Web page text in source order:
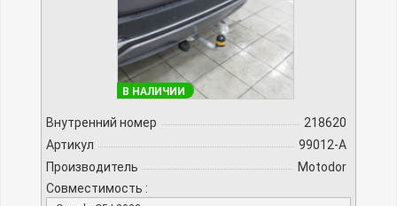
В НАЛИЧИИ
Внутренний номер
218620
Артикул
99012-A
Производитель
Motodor
Совместимость :